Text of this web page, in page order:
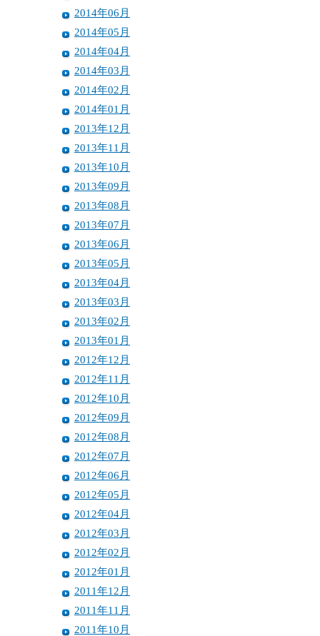
2014年06月
2014年05月
2014年04月
2014年03月
2014年02月
2014年01月
2013年12月
2013年11月
2013年10月
2013年09月
2013年08月
2013年07月
2013年06月
2013年05月
2013年04月
2013年03月
2013年02月
2013年01月
2012年12月
2012年11月
2012年10月
2012年09月
2012年08月
2012年07月
2012年06月
2012年05月
2012年04月
2012年03月
2012年02月
2012年01月
2011年12月
2011年11月
2011年10月